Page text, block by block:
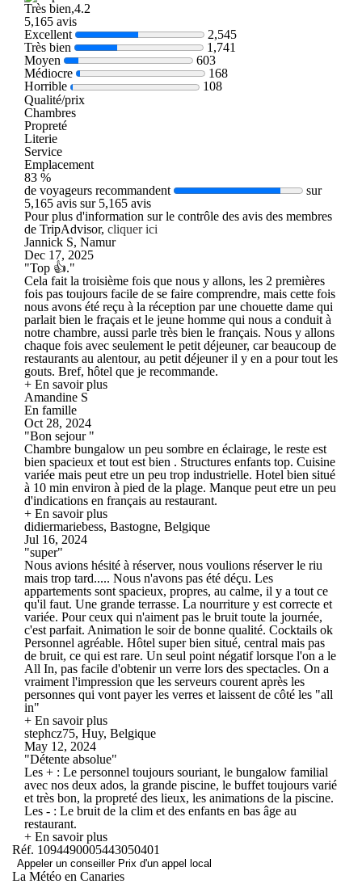
Très bien,4.2
5,165 avis
Excellent
2,545
Très bien
1,741
Moyen
603
Médiocre
168
Horrible
108
Qualité/prix
Chambres
Propreté
Literie
Service
Emplacement
83 %
de voyageurs recommandent
sur
5,165 avis sur 5,165 avis
Pour plus d'information sur le contrôle des avis des membres
de TripAdvisor, cliquer ici
Jannick S, Namur
Dec 17, 2025
"Top 👍."
Cela fait la troisième fois que nous y allons, les 2 premières
fois pas toujours facile de se faire comprendre, mais cette fois
nous avons été reçu à la réception par une chouette dame qui
parlait bien le fraçais et le jeune homme qui nous a conduit à
notre chambre, aussi parle très bien le français. Nous y allons
chaque fois avec seulement le petit déjeuner, car beaucoup de
restaurants au alentour, au petit déjeuner il y en a pour tout les
gouts. Bref, hôtel que je recommande.
+ En savoir plus
Amandine S
En famille
Oct 28, 2024
"Bon sejour "
Chambre bungalow un peu sombre en éclairage, le reste est
bien spacieux et tout est bien . Structures enfants top. Cuisine
variée mais peut etre un peu trop industrielle. Hotel bien situé
à 10 min environ à pied de la plage. Manque peut etre un peu
d'indications en français au restaurant.
+ En savoir plus
didiermariebess, Bastogne, Belgique
Jul 16, 2024
"super"
Nous avions hésité à réserver, nous voulions réserver le riu
mais trop tard..... Nous n'avons pas été déçu. Les
appartements sont spacieux, propres, au calme, il y a tout ce
qu'il faut. Une grande terrasse. La nourriture y est correcte et
variée. Pour ceux qui n'aiment pas le bruit toute la journée,
c'est parfait. Animation le soir de bonne qualité. Cocktails ok
Personnel agréable. Hôtel super bien situé, central mais pas
de bruit, ce qui est rare. Un seul point négatif lorsque l'on a le
All In, pas facile d'obtenir un verre lors des spectacles. On a
vraiment l'impression que les serveurs courent après les
personnes qui vont payer les verres et laissent de côté les "all
in"
+ En savoir plus
stephcz75, Huy, Belgique
May 12, 2024
"Détente absolue"
Les + : Le personnel toujours souriant, le bungalow familial
avec nos deux ados, la grande piscine, le buffet toujours varié
et très bon, la propreté des lieux, les animations de la piscine.
Les - : Le bruit de la clim et des enfants en bas âge au
restaurant.
+ En savoir plus
Réf. 1094490005443050401
Appeler un conseiller Prix d'un appel local
La Météo en Canaries